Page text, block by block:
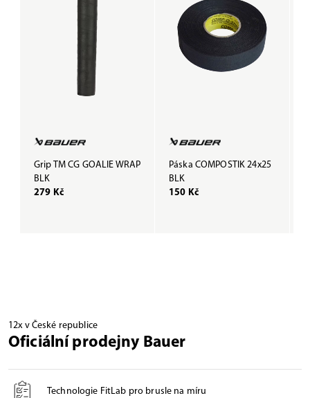
Grip TM CG GOALIE WRAP
BLK
279 Kč
Páska COMPOSTIK 24x25
BLK
150 Kč
12x v České republice
Oficiální prodejny Bauer
Technologie FitLab pro brusle na míru